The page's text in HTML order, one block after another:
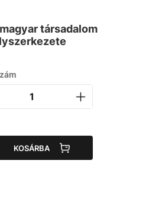
társadalom
KOSÁRBA